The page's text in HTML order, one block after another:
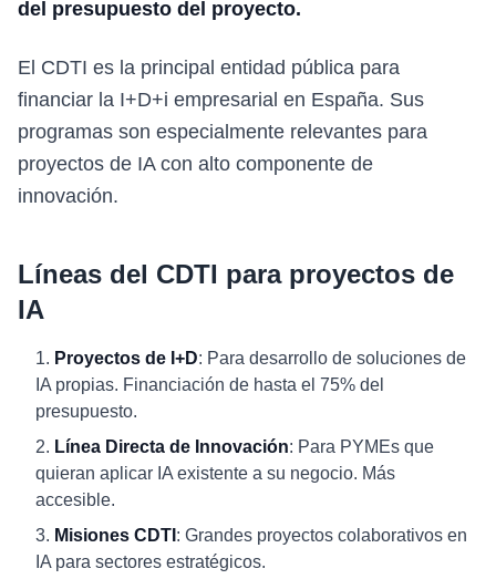
del presupuesto del proyecto.
El CDTI es la principal entidad pública para
financiar la I+D+i empresarial en España. Sus
programas son especialmente relevantes para
proyectos de IA con alto componente de
innovación.
Líneas del CDTI para proyectos de
IA
Proyectos de I+D: Para desarrollo de soluciones de
IA propias. Financiación de hasta el 75% del
presupuesto.
Línea Directa de Innovación: Para PYMEs que
quieran aplicar IA existente a su negocio. Más
accesible.
Misiones CDTI : Grandes proyectos colaborativos en
IA para sectores estratégicos.